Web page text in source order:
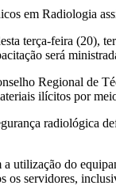
terça-feira (20),
será
Regional de
ilícitos por
radiológica
utilização do
os servidores,